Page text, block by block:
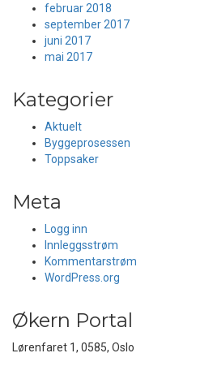
februar 2018
september 2017
juni 2017
mai 2017
Kategorier
Aktuelt
Byggeprosessen
Toppsaker
Meta
Logg inn
Innleggsstrøm
Kommentarstrøm
WordPress.org
Økern Portal
Lørenfaret 1, 0585, Oslo